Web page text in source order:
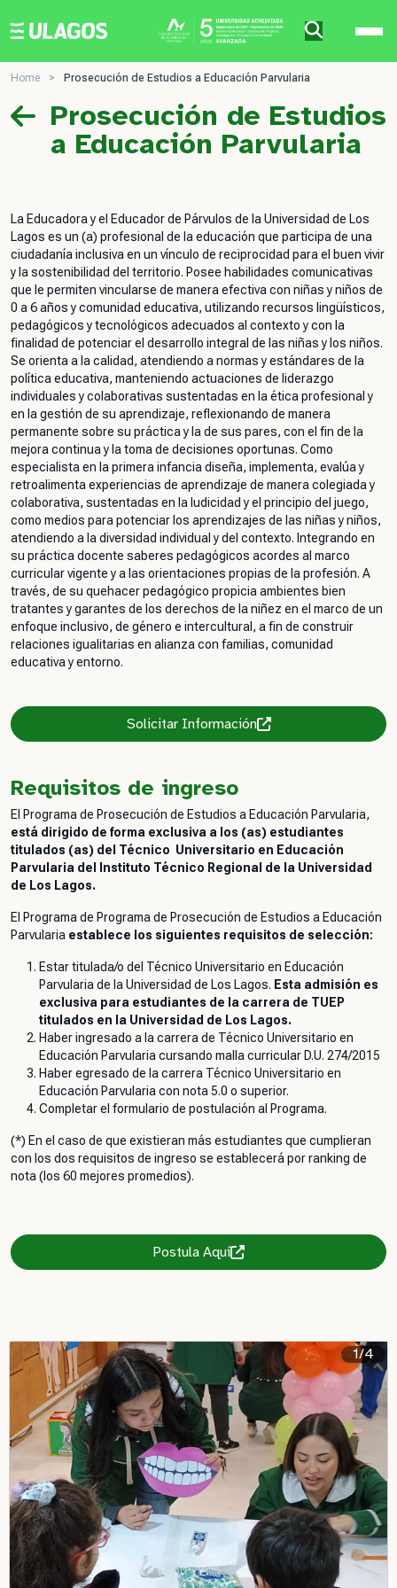
Ulagos Template
Home > Prosecución de Estudios a Educación Parvularia
Prosecución de Estudios
a Educación Parvularia
La Educadora y el Educador de Párvulos de la Universidad de Los
Lagos es un (a) profesional de la educación que participa de una
ciudadanía inclusiva en un vínculo de reciprocidad para el buen vivir
y la sostenibilidad del territorio. Posee habilidades comunicativas
que le permiten vincularse de manera efectiva con niñas y niños de
0 a 6 años y comunidad educativa, utilizando recursos lingüísticos,
pedagógicos y tecnológicos adecuados al contexto y con la
finalidad de potenciar el desarrollo integral de las niñas y los niños.
Se orienta a la calidad, atendiendo a normas y estándares de la
política educativa, manteniendo actuaciones de liderazgo
individuales y colaborativas sustentadas en la ética profesional y
en la gestión de su aprendizaje, reflexionando de manera
permanente sobre su práctica y la de sus pares, con el fin de la
mejora continua y la toma de decisiones oportunas. Como
especialista en la primera infancia diseña, implementa, evalúa y
retroalimenta experiencias de aprendizaje de manera colegiada y
colaborativa, sustentadas en la ludicidad y el principio del juego,
como medios para potenciar los aprendizajes de las niñas y niños,
atendiendo a la diversidad individual y del contexto. Integrando en
su práctica docente saberes pedagógicos acordes al marco
curricular vigente y a las orientaciones propias de la profesión. A
través, de su quehacer pedagógico propicia ambientes bien
tratantes y garantes de los derechos de la niñez en el marco de un
enfoque inclusivo, de género e intercultural, a fin de construir
relaciones igualitarias en alianza con familias, comunidad
educativa y entorno.
Solicitar Información
Requisitos de ingreso
El Programa de Prosecución de Estudios a Educación Parvularia,
está dirigido de forma exclusiva a los (as) estudiantes
titulados (as) del Técnico Universitario en Educación
Parvularia del Instituto Técnico Regional de la Universidad
de Los Lagos.
El Programa de Programa de Prosecución de Estudios a Educación
Parvularia establece los siguientes requisitos de selección:
Estar titulada/o del Técnico Universitario en Educación
Parvularia de la Universidad de Los Lagos. Esta admisión es
exclusiva para estudiantes de la carrera de TUEP
titulados en la Universidad de Los Lagos.
Haber ingresado a la carrera de Técnico Universitario en
Educación Parvularia cursando malla curricular D.U. 274/2015
Haber egresado de la carrera Técnico Universitario en
Educación Parvularia con nota 5.0 o superior.
Completar el formulario de postulación al Programa.
(*) En el caso de que existieran más estudiantes que cumplieran
con los dos requisitos de ingreso se establecerá por ranking de
nota (los 60 mejores promedios).
Postula Aquí
1/4